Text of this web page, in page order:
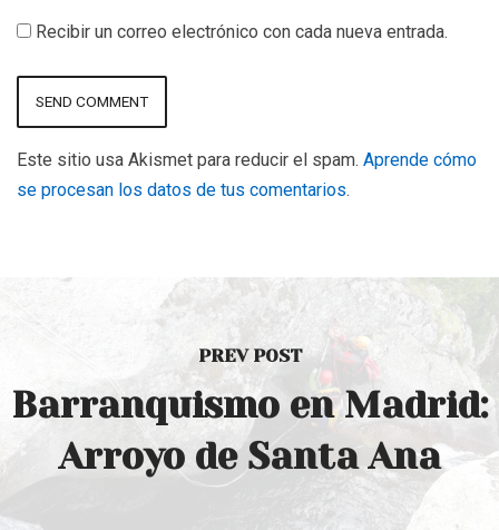
Recibir un correo electrónico con cada nueva entrada.
Este sitio usa Akismet para reducir el spam. Aprende cómo
se procesan los datos de tus comentarios.
PREV POST
Barranquismo en Madrid:
Arroyo de Santa Ana